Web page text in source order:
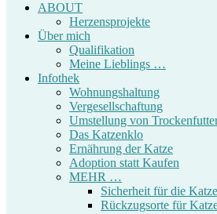
ABOUT
Herzensprojekte
Über mich
Qualifikation
Meine Lieblings …
Infothek
Wohnungshaltung
Vergesellschaftung
Umstellung von
Das Katzenklo
Ernährung der Katze
Adoption statt Kaufen
MEHR …
Sicherheit für die
Rückzugsorte für